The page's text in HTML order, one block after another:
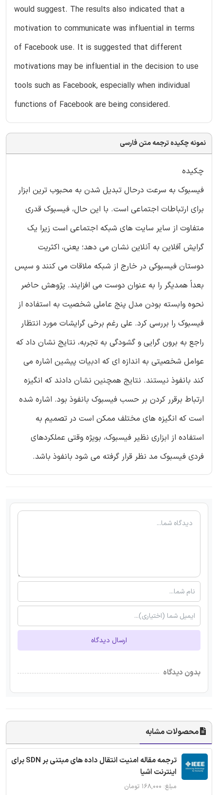
would suggest. The results also indicated that a
motivation to communicate was influential in terms
of Facebook use. It is suggested that different
motivations may be influential in the decision to use
tools such as Facebook, especially when individual
functions of Facebook are being considered.
نمونه چکیده ترجمه متن فارسی
چکیده
فیسبوک به سرعت درحال تبدیل شدن به محبوب ترین ابزار
برای ارتباطات اجتماعی است. با این حال، فیسبوک قدری
متفاوت از سایر سایت های شبکه اجتماعی است زیرا یک
گرایش آفلاین به آنلاین نشان می دهد؛ یعنی، اکثریت
دوستان فیسبوکی در خارج از شبکه ملاقات می کنند و سپس
بعداً همدیگر را به عنوان دوست می افزایند. پژوهش حاضر
نحوه وابسته بودن مدل پنج عاملی شخصیت به استفاده از
فیسبوک را بررسی کرد. علی رغم برخی گرایشات مورد انتظار
راجع به برون گرایی و گشودگی به تجربه، نتایج نشان داد که
عوامل شخصیتی به اندازه ای که ادبیات پیشین اشاره می
کند بانفوذ نیستند. نتایج همچنین نشان دادند که انگیزه
ارتباط برقرر کردن بر حسب فیسبوک بانفوذ بود. اشاره شده
است که انگیزه های مختلف ممکن است در تصمیم به
استفاده از ابزاری نظیر فیسبوک، بویژه وقتی عملکردهای
فردی فیسبوک مد نظر قرار گرفته می شود بانفوذ باشد.
ارسال دیدگاه
بدون دیدگاه
محصولات مشابه
ترجمه مقاله امنیت انتقال داده های مبتنی بر SDN برای
اینترنت اشیا
مبلغ: ۱۶۸,۰۰۰ تومان